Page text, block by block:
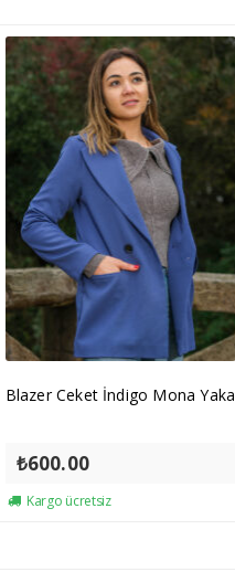
Blazer Ceket İndigo Mona Yaka
₺600.00
Kargo ücretsiz